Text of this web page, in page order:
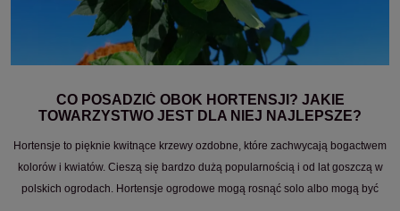
CO POSADZIĆ OBOK HORTENSJI? JAKIE
TOWARZYSTWO JEST DLA NIEJ NAJLEPSZE?
Hortensje to pięknie kwitnące krzewy ozdobne, które zachwycają bogactwem
kolorów i kwiatów. Cieszą się bardzo dużą popularnością i od lat goszczą w
polskich ogrodach. Hortensje ogrodowe mogą rosnąć solo albo mogą być